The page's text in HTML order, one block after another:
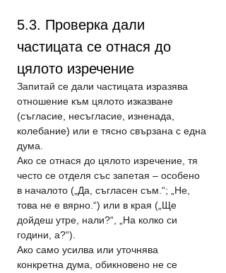
5.3. Проверка дали
частицата се отнася до
цялото изречение
Запитай се дали частицата изразява
отношение към цялото изказване
(съгласие, несъгласие, изненада,
колебание) или е тясно свързана с една
дума.
Ако се отнася до цялото изречение, тя
често се отделя със запетая – особено
в началото („Да, съгласен съм.“; „Не,
това не е вярно.“) или в края („Ще
дойдеш утре, нали?“, „На колко си
години, а?“).
Ако само усилва или уточнява
конкретна дума, обикновено не се